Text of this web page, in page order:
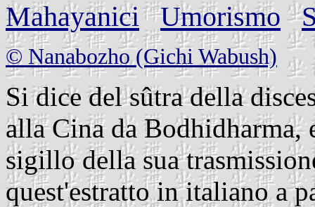
Mahayanici Umorismo
© Nanabozho (Gichi Wabush)
Si dice del sûtra della
alla Cina da Bodhidharma,
sigillo della sua
quest'estratto in italiano a